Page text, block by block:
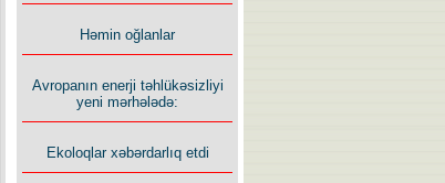
Həmin oğlanlar
Avropanın enerji təhlükəsizliyi
yeni mərhələdə:
Ekoloqlar xəbərdarlıq etdi